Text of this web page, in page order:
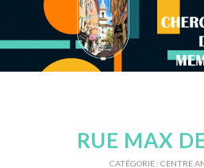
RUE MAX
CATÉGORIE :CENTRE